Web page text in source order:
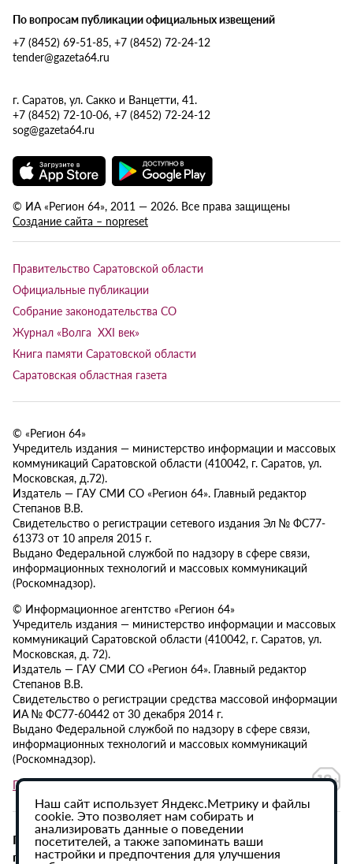
По вопросам публикации официальных извещений
+7 (8452) 69-51-85, +7 (8452) 72-24-12
tender@gazeta64.ru
г. Саратов, ул. Сакко и Ванцетти, 41.
+7 (8452) 72-10-06, +7 (8452) 72-24-12
sog@gazeta64.ru
© ИА «Регион 64», 2011 — 2026. Все права защищены
Создание сайта – nopreset
Правительство Саратовской области
Официальные публикации
Собрание законодательства СО
Журнал «Волга XXI век»
Книга памяти Саратовской области
Саратовская областная газета
© «Регион 64»
Учредитель издания — министерство информации и массовых
коммуникаций Саратовской области (410042, г. Саратов, ул.
Московская, д.72).
Издатель — ГАУ СМИ СО «Регион 64». Главный редактор
Степанов В.В.
Свидетельство о регистрации сетевого издания Эл № ФС77-
61373 от 10 апреля 2015 г.
Выдано Федеральной службой по надзору в сфере связи,
информационных технологий и массовых коммуникаций
(Роскомнадзор).
© Информационное агентство «Регион 64»
Учредитель издания — министерство информации и массовых
коммуникаций Саратовской области (410042, г. Саратов, ул.
Московская, д. 72).
Издатель — ГАУ СМИ СО «Регион 64». Главный редактор
Степанов В.В.
Свидетельство о регистрации средства массовой информации
ИА № ФС77-60442 от 30 декабря 2014 г.
Выдано Федеральной службой по надзору в сфере связи,
информационных технологий и массовых коммуникаций
(Роскомнадзор).
Политика в отношении обработки персональных данных
При использовании материалов сайта активная
гиперссылка на ИА «Регион 64» обязательна.
Наш сайт использует Яндекс.Метрику и файлы
cookie. Это позволяет нам собирать и
анализировать данные о поведении
посетителей, а также запоминать ваши
настройки и предпочтения для улучшения